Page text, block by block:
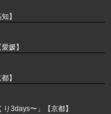
】
媛】
】
3days〜」【京都】